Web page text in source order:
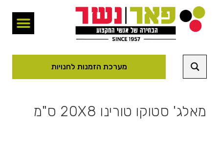
מערכת הזמנות לחנויות
מאלג' סטוקו טורינו 20X8 ס"מ